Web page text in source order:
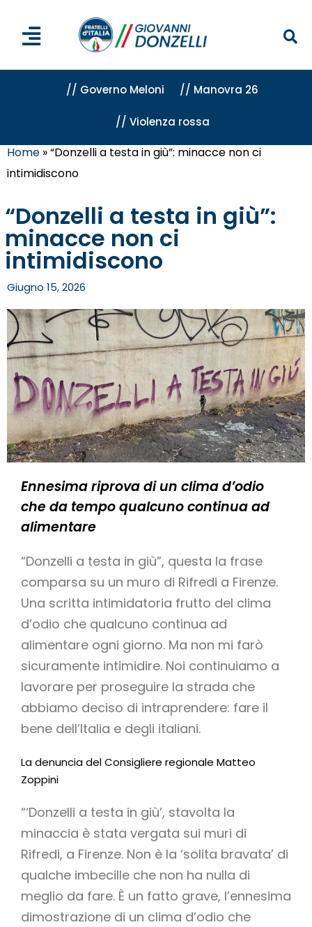
// Governo Meloni // Manovra 26
// Violenza rossa
Home »“Donzelli a testa in giù”: minacce non ci
intimidiscono
“Donzelli a testa in giù”:
minacce non ci
intimidiscono
Giugno 15, 2026
Ennesima riprova di un clima d’odio
che da tempo qualcuno continua ad
alimentare
“Donzelli a testa in giù”, questa la frase
comparsa su un muro di Rifredi a Firenze.
Una scritta intimidatoria frutto del clima
d’odio che qualcuno continua ad
alimentare ogni giorno. Ma non mi farò
sicuramente intimidire. Noi continuiamo a
lavorare per proseguire la strada che
abbiamo deciso di intraprendere: fare il
bene dell’Italia e degli italiani.
La denuncia del Consigliere regionale Matteo
Zoppini
“‘Donzelli a testa in giù’, stavolta la
minaccia è stata vergata sui muri di
Rifredi, a Firenze. Non è la ‘solita bravata’ di
qualche imbecille che non ha nulla di
meglio da fare. È un fatto grave, l’ennesima
dimostrazione di un clima d’odio che